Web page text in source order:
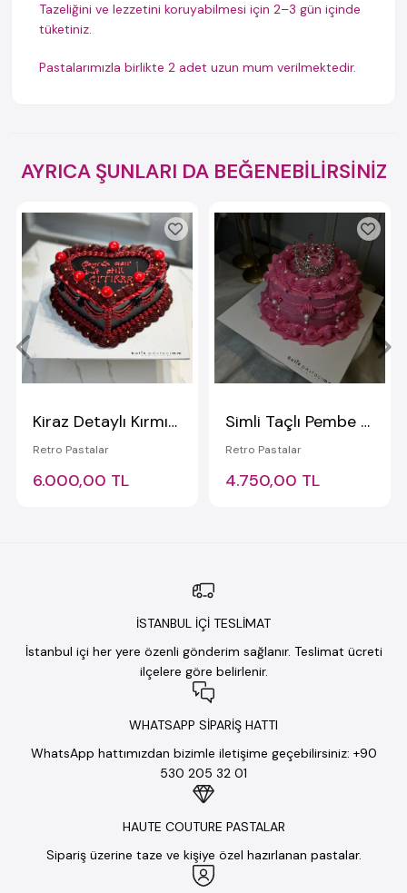
Tazeliğini ve lezzetini koruyabilmesi için 2–3 gün içinde
tüketiniz.
Pastalarımızla birlikte 2 adet uzun mum verilmektedir.
AYRICA ŞUNLARI DA BEĞENEBİLİRSİNİZ
Kiraz Detaylı Kırmızı Siyah Yazılı Vintage Pasta
Retro Pastalar
6.000,00 TL
Simli Taçlı Pembe Pasta
Retro Pastalar
4.750,00 TL
İSTANBUL İÇİ TESLİMAT
İstanbul içi her yere özenli gönderim sağlanır. Teslimat ücreti
ilçelere göre belirlenir.
WHATSAPP SİPARİŞ HATTI
WhatsApp hattımızdan bizimle iletişime geçebilirsiniz: +90
530 205 32 01
HAUTE COUTURE PASTALAR
Sipariş üzerine taze ve kişiye özel hazırlanan pastalar.